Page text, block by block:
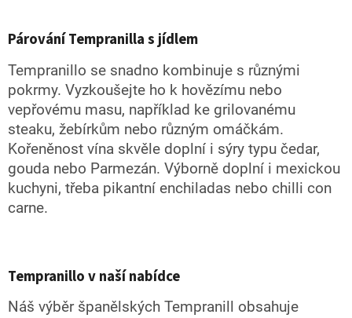
Párování Tempranilla s jídlem
Tempranillo se snadno kombinuje s různými
pokrmy. Vyzkoušejte ho k hovězímu nebo
vepřovému masu, například ke grilovanému
steaku, žebírkům nebo různým omáčkám.
Kořeněnost vína skvěle doplní i sýry typu čedar,
gouda nebo Parmezán. Výborně doplní i mexickou
kuchyni, třeba pikantní enchiladas nebo chilli con
carne.
Tempranillo v naší nabídce
Náš výběr španělských Tempranill obsahuje